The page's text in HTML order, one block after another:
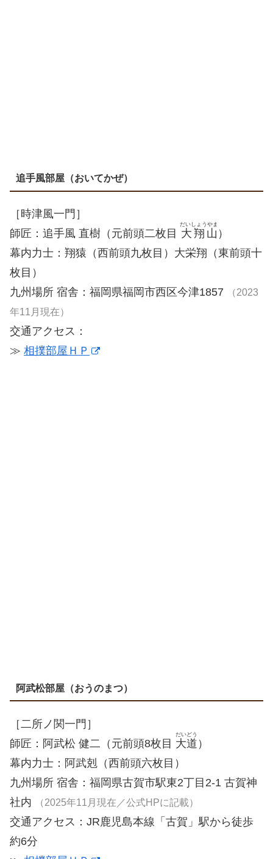
追手風部屋（おいてかぜ）
［時津風一門］
師匠：追手風 直樹（元前頭二枚目 大翔山
だいしょうやま
）
幕内力士：翔猿（西前頭九枚目）大栄翔（東前頭十
枚目）
九州場所 宿舎：福岡県福岡市西区今津1857
（2023
年11月現在）
交通アクセス：
≫ 相撲部屋ＨＰ
阿武松部屋（おうのまつ）
［二所ノ関一門］
師匠：阿武松 健二（元前頭8枚目 大道
だいどう
）
幕内力士：阿武剋（西前頭六枚目）
九州場所 宿舎：福岡県古賀市駅東2丁目2-1 古賀神
社内
（2025年11月現在／公式HPに記載）
交通アクセス：JR鹿児島本線「古賀」駅から徒歩
約6分